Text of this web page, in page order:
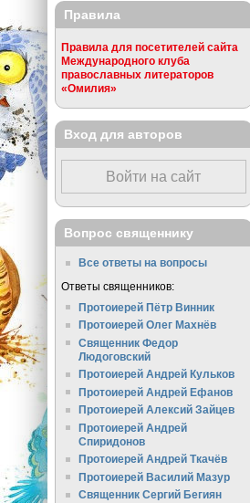
Правила
Правила для посетителей сайта
Международного клуба
православных литераторов
«Омилия»
Вход для авторов
Войти на сайт
Вопрос священнику
Все ответы на вопросы
Ответы священников:
Протоиерей Пётр Винник
Протоиерей Олег Махнёв
Священник Федор
Людоговский
Протоиерей Андрей Кульков
Протоиерей Андрей Ефанов
Протоиерей Алексий Зайцев
Протоиерей Андрей
Спиридонов
Протоиерей Андрей Ткачёв
Протоиерей Василий Мазур
Священник Сергий Бегиян